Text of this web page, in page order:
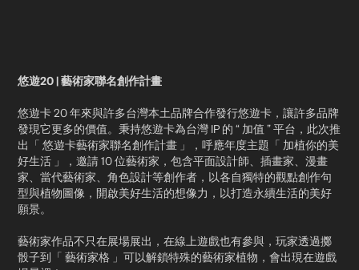
悠遊20 | 藝術家聯名創作計畫​
悠遊卡 20 年來與許多台灣本土品牌合作發行悠遊卡，讓許多品牌
發現它更多的價值。秉持悠遊卡為台灣 IP 的 “ 加值 ” 平台，此次推
出「 悠遊卡藝術家聯名創作計畫 」，呼應年度主題「 加植你的美
好生活 」，邀請 10 位藝術家，包含平面設計師、插畫家、漫畫
家、當代藝術家、角色設計等創作者，以各自獨特的觀點創作句
型與植物圖像，開啟美好生活的想像力，以打造永續生活的美好
願景。​
藝術家作品不只在展場展出，在線上遊戲也有參與，玩家透過擲
骰子到「 藝術家格 」可以解鎖特殊的藝術家植物，會出現在遊戲